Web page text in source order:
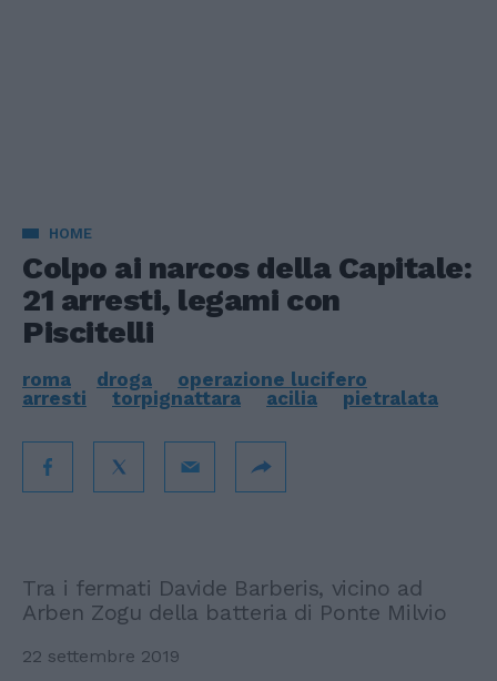
HOME
Colpo ai narcos della Capitale:
21 arresti, legami con
Piscitelli
roma droga
operazione lucifero
arresti
torpignattara acilia pietralata
Tra i fermati Davide Barberis, vicino ad
Arben Zogu della batteria di Ponte Milvio
22 settembre 2019